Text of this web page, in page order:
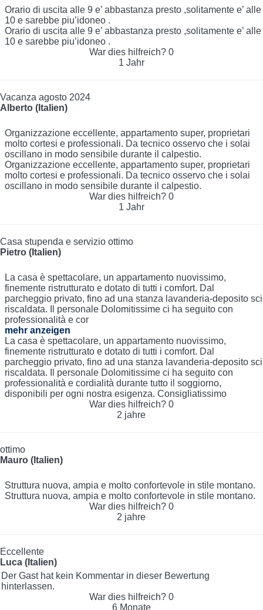
Orario di uscita alle 9 e’ abbastanza presto ,solitamente e’ alle
10 e sarebbe piu’idoneo .
Orario di uscita alle 9 e’ abbastanza presto ,solitamente e’ alle
10 e sarebbe piu’idoneo .
War dies hilfreich? 0
1 Jahr
Vacanza agosto 2024
Alberto (Italien)
Organizzazione eccellente, appartamento super, proprietari
molto cortesi e professionali. Da tecnico osservo che i solai
oscillano in modo sensibile durante il calpestio.
Organizzazione eccellente, appartamento super, proprietari
molto cortesi e professionali. Da tecnico osservo che i solai
oscillano in modo sensibile durante il calpestio.
War dies hilfreich? 0
1 Jahr
Casa stupenda e servizio ottimo
Pietro (Italien)
La casa è spettacolare, un appartamento nuovissimo,
finemente ristrutturato e dotato di tutti i comfort. Dal
parcheggio privato, fino ad una stanza lavanderia-deposito sci
riscaldata. Il personale Dolomitissime ci ha seguito con
professionalità e cor
mehr anzeigen
La casa è spettacolare, un appartamento nuovissimo,
finemente ristrutturato e dotato di tutti i comfort. Dal
parcheggio privato, fino ad una stanza lavanderia-deposito sci
riscaldata. Il personale Dolomitissime ci ha seguito con
professionalità e cordialità durante tutto il soggiorno,
disponibili per ogni nostra esigenza. Consigliatissimo
War dies hilfreich? 0
2 jahre
ottimo
Mauro (Italien)
Struttura nuova, ampia e molto confortevole in stile montano.
Struttura nuova, ampia e molto confortevole in stile montano.
War dies hilfreich? 0
2 jahre
Eccellente
Luca (Italien)
Der Gast hat kein Kommentar in dieser Bewertung
hinterlassen.
War dies hilfreich? 0
6 Monate